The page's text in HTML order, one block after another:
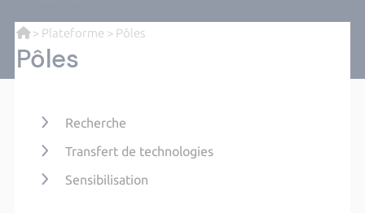
> Plateforme > Pôles
Pôles
Recherche
Transfert de technologies
Sensibilisation